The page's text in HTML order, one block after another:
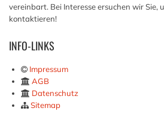
vereinbart. Bei Interesse ersuchen wir Sie,
kontaktieren!
INFO-LINKS
Impressum
AGB
Datenschutz
Sitemap